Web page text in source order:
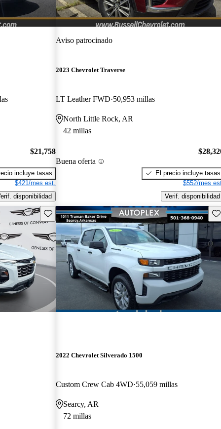
$21,758
incluye tasas
$421/mes est.
disponibilidad
Aviso patrocinado
2023 Chevrolet Traverse
LT Leather FWD 50,953 millas
North Little Rock, AR
42 millas
Buena oferta
El precio incluye tasas
$552/mes
Verif. disponibilidad
Guarda este Aviso
2022 Chevrolet Silverado 1500
Custom Crew Cab 4WD 55,059 millas
Searcy, AR
72 millas